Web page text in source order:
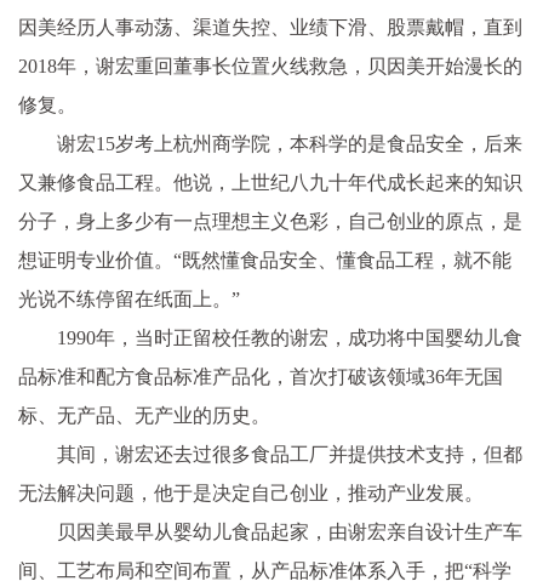
因美经历人事动荡、渠道失控、业绩下滑、股票戴帽，直到
2018年，谢宏重回董事长位置火线救急，贝因美开始漫长的
修复。
谢宏15岁考上杭州商学院，本科学的是食品安全，后来
又兼修食品工程。他说，上世纪八九十年代成长起来的知识
分子，身上多少有一点理想主义色彩，自己创业的原点，是
想证明专业价值。“既然懂食品安全、懂食品工程，就不能
光说不练停留在纸面上。”
1990年，当时正留校任教的谢宏，成功将中国婴幼儿食
品标准和配方食品标准产品化，首次打破该领域36年无国
标、无产品、无产业的历史。
其间，谢宏还去过很多食品工厂并提供技术支持，但都
无法解决问题，他于是决定自己创业，推动产业发展。
贝因美最早从婴幼儿食品起家，由谢宏亲自设计生产车
间、工艺布局和空间布置，从产品标准体系入手，把“科学